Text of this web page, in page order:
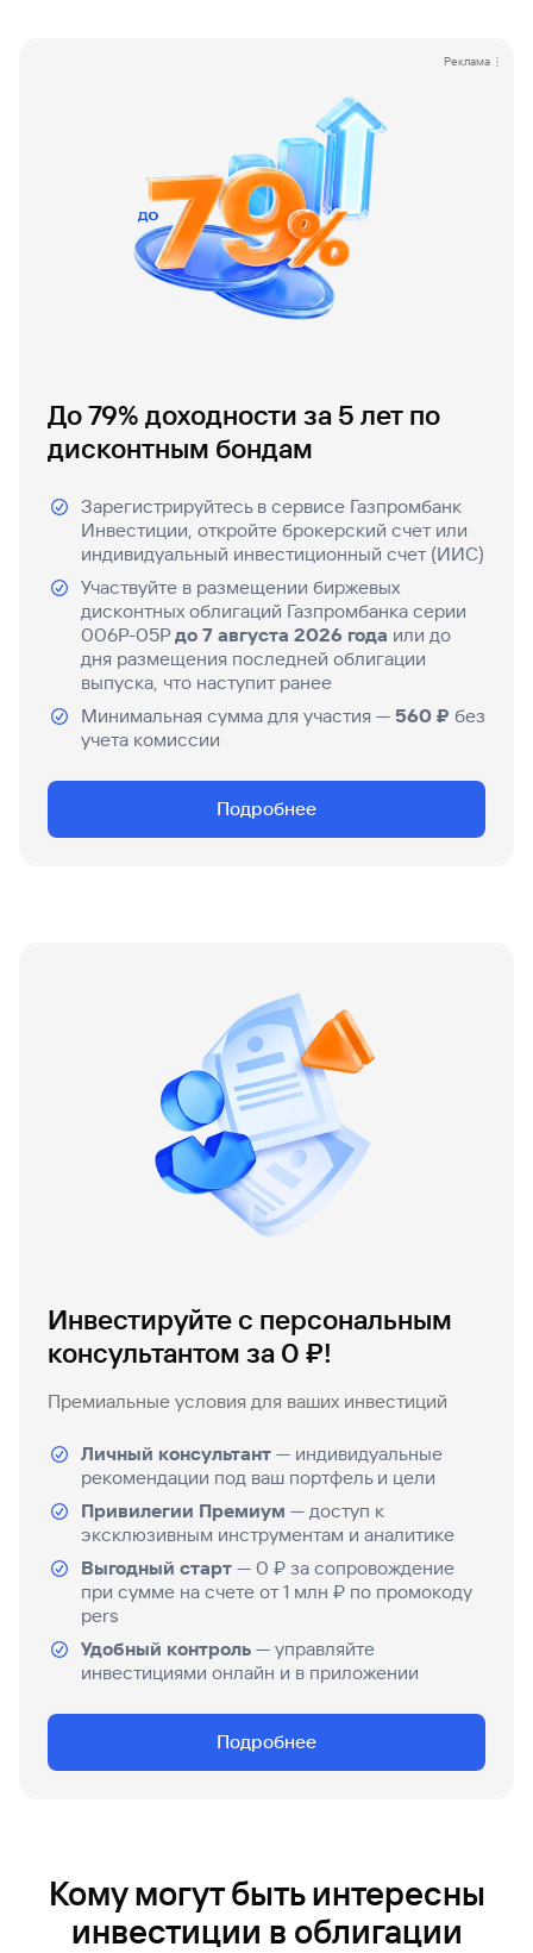
До 79% доходности за 5 лет по
дисконтным бондам
Зарегистрируйтесь в сервисе Газпромбанк
Инвестиции, откройте брокерский счет или
индивидуальный инвестиционный счет (ИИС)
Участвуйте в размещении биржевых
дисконтных облигаций Газпромбанка серии
006P-05Pдо 7 августа 2026 года или до
дня размещения последней облигации
выпуска, что наступит ранее
Минимальная сумма для участия — 560 ₽ без
учета комиссии
Подробнее
Реклама
Инвестируйте с персональным
консультантом за 0 ₽!
Премиальные условия для ваших инвестиций
Личный консультант — индивидуальные
рекомендации под ваш портфель и цели
Привилегии Премиум — доступ к
эксклюзивным инструментам и аналитике
Выгодный старт — 0 ₽ за сопровождение
при сумме на счете от 1 млн ₽ по промокоду
pers
Удобный контроль — управляйте
инвестициями онлайн и в приложении
Подробнее
Кому могут быть интересны
инвестиции в облигации